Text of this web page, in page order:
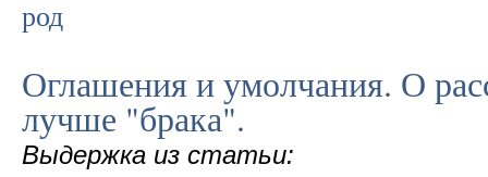
род
Оглашения и умолчания. О
лучше "брака".
Выдержка из статьи: